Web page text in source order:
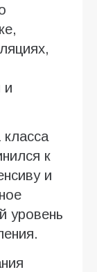
и
к
и
уровень